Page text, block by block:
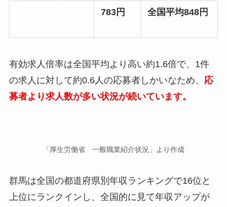
783円 全国平均848円
有効求人倍率は全国平均より高い約1.6倍で、 1件
の求人に対して約0.6人の応募者しかいなため、 応
募者より求人数が多い状況が続いています。
「厚生労働省 一般職業紹介状況」より作成
群馬は全国の都道府県別年収ランキングで16位と
上位にランクインし、全国的に見て年収アップが